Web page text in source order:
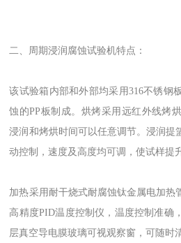
二、周期浸润腐蚀试验机特点：
该试验箱内部和外部均采用316不锈钢
蚀的PP板制成。烘烤采用远红外线烤
浸润和烤烘时间可以任意调节。浸润提
动控制，速度及高度均可调，使试样提
加热采用耐干烧式耐腐蚀钛金属电加热
高精度PID温度控制仪，温度控制准确
层真空导电膜玻璃可视观察窗，可随时